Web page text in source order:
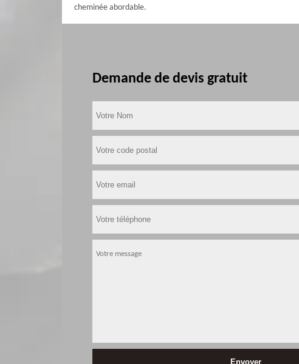
cheminée abordable.
Demande de devis gratuit